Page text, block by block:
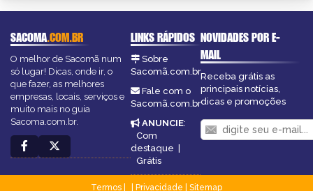
SACOMA.COM.BR
O melhor de Sacomã num
só lugar! Dicas, onde ir, o
que fazer, as melhores
empresas, locais, serviços e
muito mais no guia
Sacoma.com.br.
LINKS RÁPIDOS
Sobre
Sacomã.com.br
Fale com o
Sacomã.com.br
ANUNCIE:
Com
destaque |
Grátis
NOVIDADES POR E-
MAIL
Receba grátis as
principais notícias,
dicas e promoções
Termos Privacidade
Sitemap